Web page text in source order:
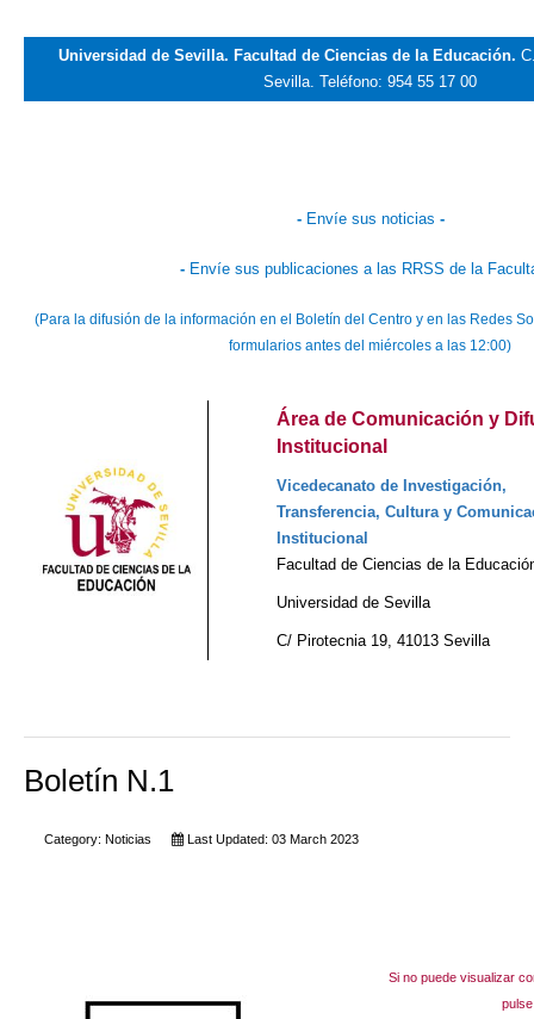
Universidad de Sevilla. Facultad de Ciencias de la Educación.
Sevilla. Teléfono: 954 55 17 00
- Envíe sus noticias -
- Envíe sus publicaciones a las RRSS de la
(Para la difusión de la información en el Boletín del Centro y en las Redes
formularios antes del miércoles a las 12:00)
Área de Comunicación y
Institucional
Vicedecanato de Investigación,
Transferencia, Cultura y
Institucional
Facultad de Ciencias de la
Universidad de Sevilla
C/ Pirotecnia 19, 41013 Sevilla
Boletín N.1
Category: Noticias Last Updated: 03 March 2023
Si no puede visualizar